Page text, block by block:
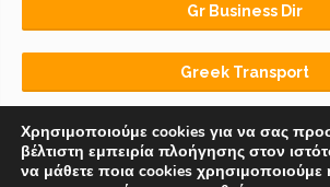
Gr Business Dir
Greek Transport
Χρησιμοποιούμε cookies για να σας
βέλτιστη εμπειρία πλοήγησης στον
να μάθετε ποια cookies χρησιμοποιούμε